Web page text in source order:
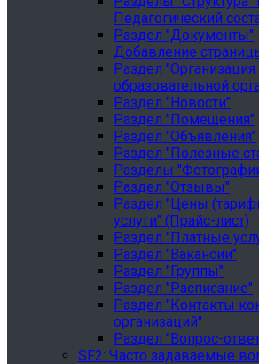
Педагогический
Раздел "Документы"
Добавление
Раздел "Организация
образовательной
Раздел "Новости"
Раздел "Помещения"
Раздел "Объявления"
Раздел "Полезные
Разделы
Раздел "Отзывы"
Раздел "Цены
услуги" (Прайс-лист)
Раздел "Платные
Раздел "Вакансии"
Раздел "Группы"
Раздел "Расписание"
Раздел "Контакты
организаций"
Раздел "Вопрос-
SF2: Часто задаваемые